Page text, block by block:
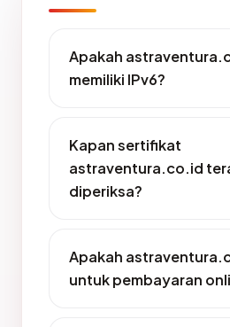
Apakah
memiliki IPv6?
Kapan sertifikat
astraventura.co.id
diperiksa?
Apakah
untuk pembayaran